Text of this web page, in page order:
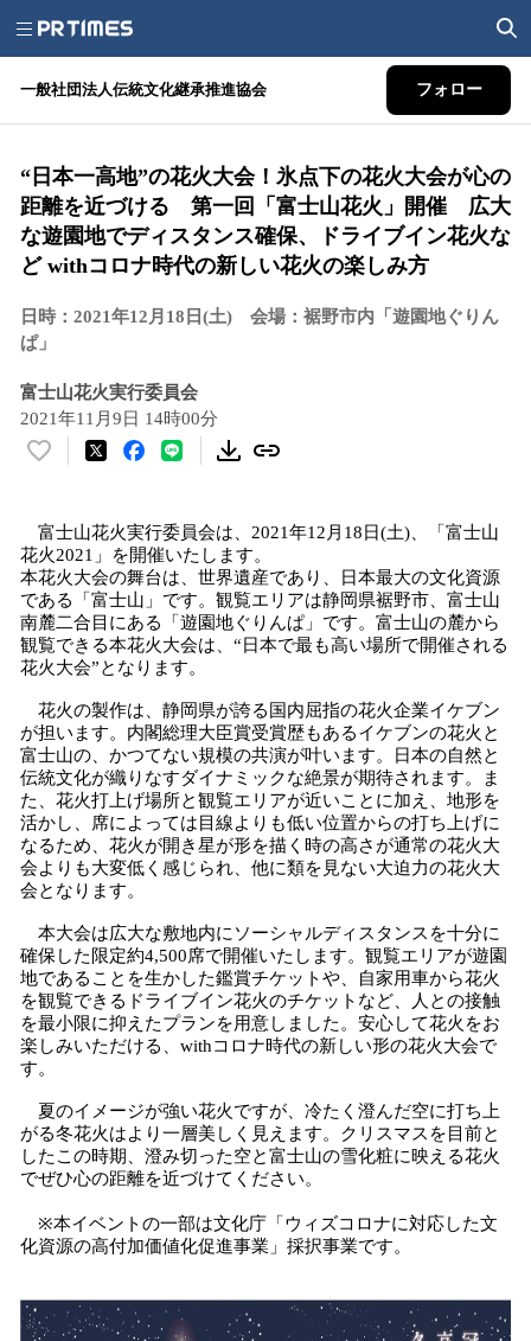
一般社団法人伝統文化継承推進協会 フォロー
“日本一高地”の花火大会！氷点下の花火大会が心の
距離を近づける 第一回「富士山花火」開催 広大
な遊園地でディスタンス確保、ドライブイン花火な
ど withコロナ時代の新しい花火の楽しみ方
日時：2021年12月18日(土) 会場：裾野市内「遊園地ぐりん
ぱ」
富士山花火実行委員会
2021年11月9日 14時00分
い
！
数
を
読
み
込
中
で
す
富士山花火実行委員会は、2021年12月18日(土)、「富士山
花火2021」を開催いたします。
本花火大会の舞台は、世界遺産であり、日本最大の文化資源
である「富士山」です。観覧エリアは静岡県裾野市、富士山
南麓二合目にある「遊園地ぐりんぱ」です。富士山の麓から
観覧できる本花火大会は、“日本で最も高い場所で開催される
花火大会”となります。
花火の製作は、静岡県が誇る国内屈指の花火企業イケブン
が担います。内閣総理大臣賞受賞歴もあるイケブンの花火と
富士山の、かつてない規模の共演が叶います。日本の自然と
伝統文化が織りなすダイナミックな絶景が期待されます。ま
た、花火打上げ場所と観覧エリアが近いことに加え、地形を
活かし、席によっては目線よりも低い位置からの打ち上げに
なるため、花火が開き星が形を描く時の高さが通常の花火大
会よりも大変低く感じられ、他に類を見ない大迫力の花火大
会となります。
本大会は広大な敷地内にソーシャルディスタンスを十分に
確保した限定約4,500席で開催いたします。観覧エリアが遊園
地であることを生かした鑑賞チケットや、自家用車から花火
を観覧できるドライブイン花火のチケットなど、人との接触
を最小限に抑えたプランを用意しました。安心して花火をお
楽しみいただける、withコロナ時代の新しい形の花火大会で
す。
夏のイメージが強い花火ですが、冷たく澄んだ空に打ち上
がる冬花火はより一層美しく見えます。クリスマスを目前と
したこの時期、澄み切った空と富士山の雪化粧に映える花火
でぜひ心の距離を近づけてください。
※本イベントの一部は文化庁「ウィズコロナに対応した⽂
化資源の⾼付加価値化促進事業」採択事業です。